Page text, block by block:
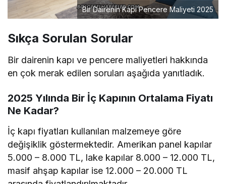
Bir Dairenin Kapı Pencere Maliyeti 2025
Sıkça Sorulan Sorular
Bir dairenin kapı ve pencere maliyetleri hakkında
en çok merak edilen soruları aşağıda yanıtladık.
2025 Yılında Bir İç Kapının Ortalama Fiyatı
Ne Kadar?
İç kapı fiyatları kullanılan malzemeye göre
değişiklik göstermektedir. Amerikan panel kapılar
5.000 – 8.000 TL, lake kapılar 8.000 – 12.000 TL,
masif ahşap kapılar ise 12.000 – 20.000 TL